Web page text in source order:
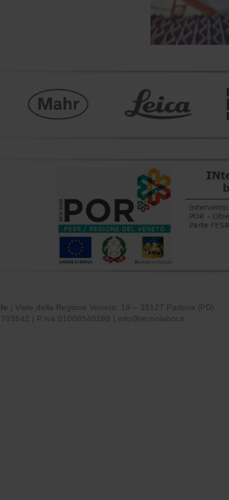
| Viale della Regione Veneto, 19 – 35127 Padova (PD)
| P.Iva 01008540286 | info@tecnolabor.it